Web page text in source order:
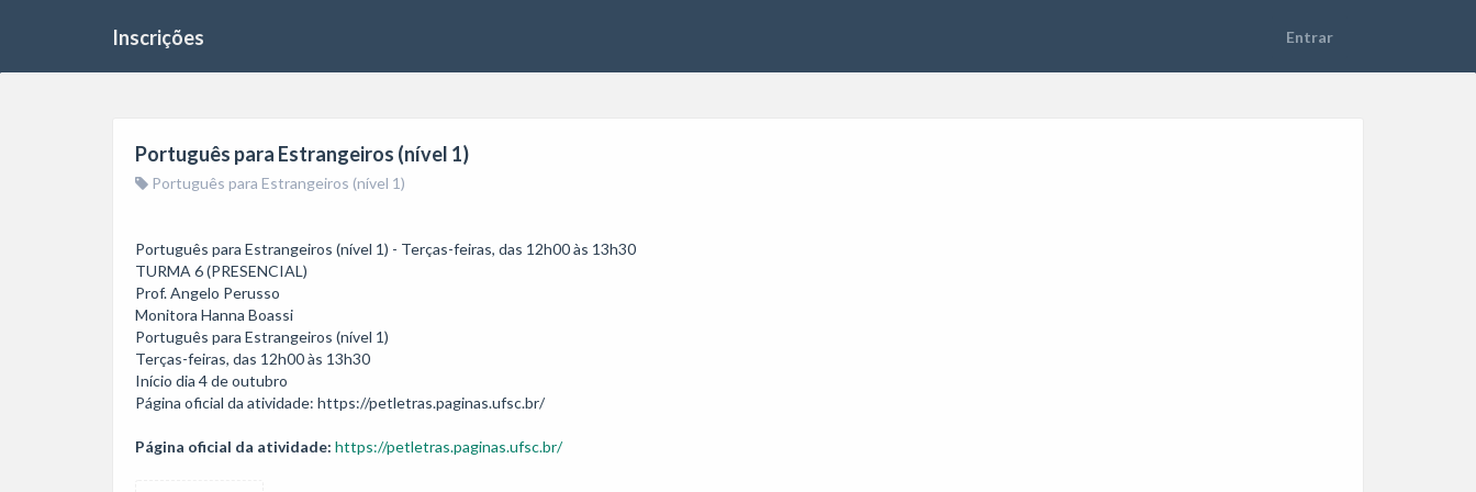
Inscrições
Português para Estrangeiros (nível 1)
Português para Estrangeiros (nível 1)
Português para Estrangeiros (nível 1) - Terças-feiras, das 12h00 às 13h30
TURMA 6 (PRESENCIAL)
Prof. Angelo Perusso
Monitora Hanna Boassi
Português para Estrangeiros (nível 1)
Terças-feiras, das 12h00 às 13h30
Início dia 4 de outubro
Página oficial da atividade: https://petletras.paginas.ufsc.br/